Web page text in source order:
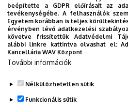
beépítette a GDPR előírásait az
tevékenységébe. A felhasználók
Egyetem korábban is teljes
érvényben lévő adatkezelési
követve frissítettük Adatvédelmi
alábbi linkre kattintva olvashat el:
Kancellária WAV Központ
További információk
Nélkülözhetetlen sütik
Funkcionális sütik